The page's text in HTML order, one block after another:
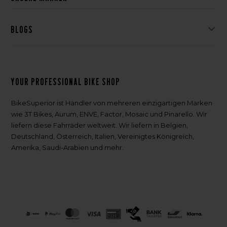
Blogs
Your professional bike shop
BikeSuperior ist Händler von mehreren einzigartigen Marken
wie 3T Bikes, Aurum, ENVE, Factor, Mosaic und Pinarello. Wir
liefern diese Fahrräder weltweit. Wir liefern in Belgien,
Deutschland, Österreich, Italien, Vereinigtes Königreich,
Amerika, Saudi-Arabien und mehr.